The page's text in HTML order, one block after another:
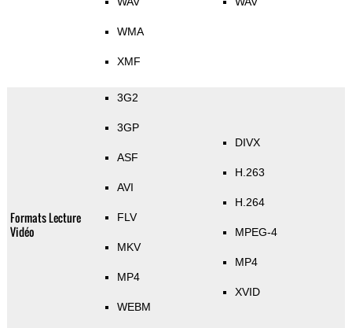
WMA
XMF
Formats Lecture
Vidéo
3G2
3GP
ASF
AVI
FLV
MKV
MP4
WEBM
DIVX
H.263
H.264
MPEG-4
MP4
XVID